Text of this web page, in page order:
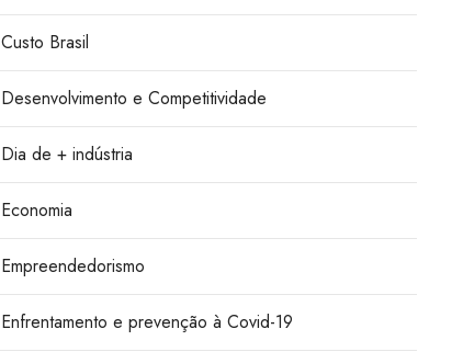
Custo Brasil
Desenvolvimento e Competitividade
Dia de + indústria
Economia
Empreendedorismo
Enfrentamento e prevenção à Covid-19